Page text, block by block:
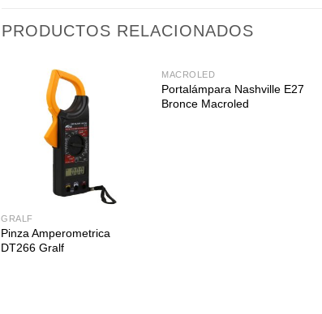
PRODUCTOS RELACIONADOS
GRALF
Pinza Amperometrica
DT266 Gralf
MACROLED
Portalámpara Nashville E27
Bronce Macroled